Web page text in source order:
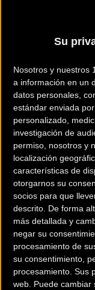
Su
Nosotros y nuestros
a información en un
datos personales,
estándar enviada
personalizado,
investigación de
permiso, nosotros y
localización
características de
otorgarnos su
socios para que
descrito. De forma
más detallada y
negar su
procesamiento de
su consentimiento,
procesamiento. Sus
web. Puede cambiar
Web y RRSS de la
¿Eres el propietario